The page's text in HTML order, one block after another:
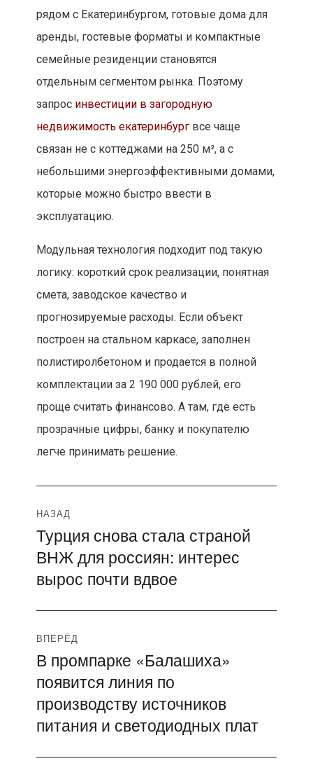
рядом с Екатеринбургом, готовые дома для
аренды, гостевые форматы и компактные
семейные резиденции становятся
отдельным сегментом рынка. Поэтому
запрос инвестиции в загородную
недвижимость екатеринбургвсе чаще
связан не с коттеджами на 250 м², а с
небольшими энергоэффективными домами,
которые можно быстро ввести в
эксплуатацию.
Модульная технология подходит под такую
логику: короткий срок реализации, понятная
смета, заводское качество и
прогнозируемые расходы. Если объект
построен на стальном каркасе, заполнен
полистиролбетоном и продается в полной
комплектации за 2 190 000 рублей, его
проще считать финансово. А там, где есть
прозрачные цифры, банку и покупателю
легче принимать решение.
Навигация
по
записям
НАЗАД
Предыдущая
запись:
Турция снова стала страной
ВНЖ для россиян: интерес
вырос почти вдвое
ВПЕРЁД
Следующая
запись:
В промпарке «Балашиха»
появится линия по
производству источников
питания и светодиодных плат